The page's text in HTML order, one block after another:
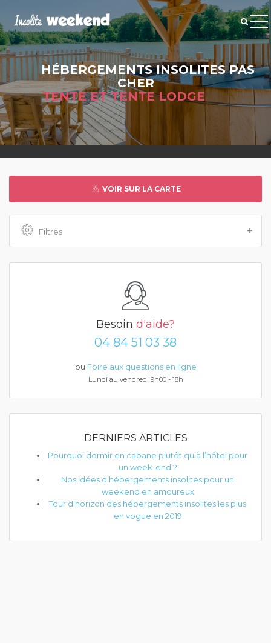
HÉBERGEMENTS INSOLITES PAS
CHER
TENTE ET TENTE LODGE
VOIR SUR LA CARTE
Filtres
Besoin d'aide?
04 84 51 03 38
ou Foire aux questions en ligne
Lundi au vendredi 9h00 - 18h
DERNIERS ARTICLES
Pourquoi dormir en cabane plutôt qu’à l’hôtel pour
un week-end ?
Nos idées d’hébergements insolites pour un
weekend en amoureux
Tour d’horizon des hébergements insolites les plus
en vogue en 2019